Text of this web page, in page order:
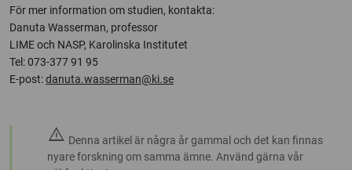
För mer information om studien, kontakta:
Danuta Wasserman, professor
LIME och NASP, Karolinska Institutet
Tel: 073-377 91 95
E-post:danuta.wasserman@ki.se
warning Denna artikel är några år gammal och det kan finnas
nyare forskning om samma ämne. Använd gärna vår